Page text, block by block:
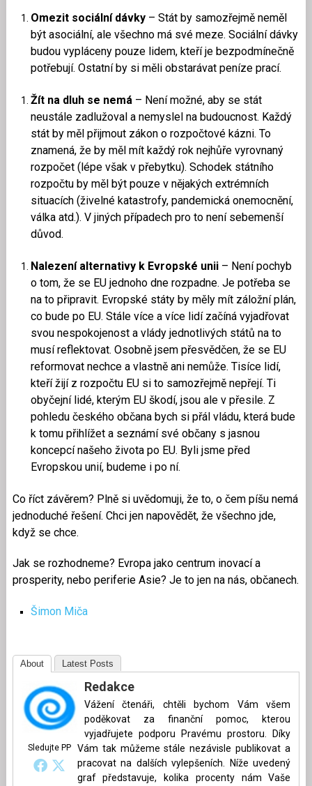
Omezit sociální dávky – Stát by samozřejmě neměl
být asociální, ale všechno má své meze. Sociální dávky
budou vypláceny pouze lidem, kteří je bezpodmínečně
potřebují. Ostatní by si měli obstarávat peníze prací.
Žít na dluh se nemá – Není možné, aby se stát
neustále zadlužoval a nemyslel na budoucnost. Každý
stát by měl přijmout zákon o rozpočtové kázni. To
znamená, že by měl mít každý rok nejhůře vyrovnaný
rozpočet (lépe však v přebytku). Schodek státního
rozpočtu by měl být pouze v nějakých extrémních
situacích (živelné katastrofy, pandemická onemocnění,
válka atd.). V jiných případech pro to není sebemenší
důvod.
Nalezení alternativy k Evropské unii – Není pochyb
o tom, že se EU jednoho dne rozpadne. Je potřeba se
na to připravit. Evropské státy by měly mít záložní plán,
co bude po EU. Stále více a více lidí začíná vyjadřovat
svou nespokojenost a vlády jednotlivých států na to
musí reflektovat. Osobně jsem přesvědčen, že se EU
reformovat nechce a vlastně ani nemůže. Tisíce lidí,
kteří žijí z rozpočtu EU si to samozřejmě nepřejí. Ti
obyčejní lidé, kterým EU škodí, jsou ale v přesile. Z
pohledu českého občana bych si přál vládu, která bude
k tomu přihlížet a seznámí své občany s jasnou
koncepcí našeho života po EU. Byli jsme před
Evropskou unií, budeme i po ní.
Co říct závěrem? Plně si uvědomuji, že to, o čem píšu nemá
jednoduché řešení. Chci jen napovědět, že všechno jde,
když se chce.
Jak se rozhodneme? Evropa jako centrum inovací a
prosperity, nebo periferie Asie? Je to jen na nás, občanech.
Šimon Miča
About Latest Posts
Sledujte PP
Redakce
Vážení čtenáři, chtěli bychom Vám všem
poděkovat za finanční pomoc, kterou
vyjadřujete podporu Pravému prostoru. Díky
Vám tak můžeme stále nezávisle publikovat a
pracovat na dalších vylepšeních. Níže uvedený
graf představuje, kolika procenty nám Vaše